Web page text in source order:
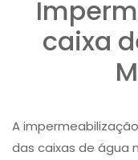
caixa
A
das caixas de água